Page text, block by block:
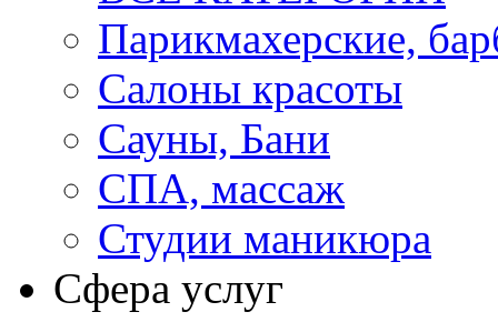
Парикмахерские,
Салоны красоты
Сауны, Бани
СПА, массаж
Студии маникюра
Сфера услуг